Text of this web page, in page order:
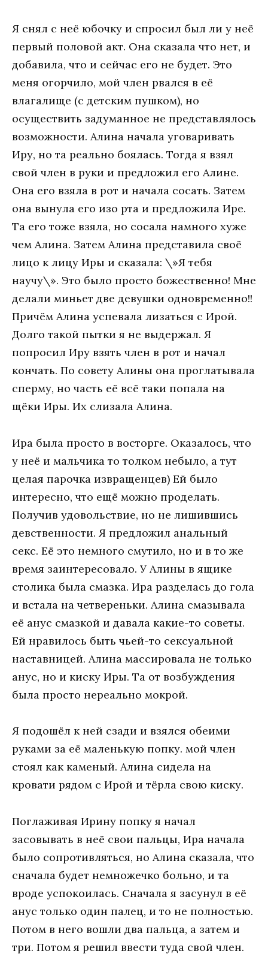
Я снял с неё юбочку и спросил был ли у неё
первый половой акт. Она сказала что нет, и
добавила, что и сейчас его не будет. Это
меня огорчило, мой член рвался в её
влагалище (с детским пушком), но
осуществить задуманное не представлялось
возможности. Алина начала уговаривать
Иру, но та реально боялась. Тогда я взял
свой член в руки и предложил его Алине.
Она его взяла в рот и начала сосать. Затем
она вынула его изо рта и предложила Ире.
Та его тоже взяла, но сосала намного хуже
чем Алина. Затем Алина представила своё
лицо к лицу Иры и сказала: \»Я тебя
научу\». Это было просто божественно! Мне
делали миньет две девушки одновременно!!
Причём Алина успевала лизаться с Ирой.
Долго такой пытки я не выдержал. Я
попросил Иру взять член в рот и начал
кончать. По совету Алины она проглатывала
сперму, но часть её всё таки попала на
щёки Иры. Их слизала Алина.
Ира была просто в восторге. Оказалось, что
у неё и мальчика то толком небыло, а тут
целая парочка извращенцев) Ей было
интересно, что ещё можно проделать.
Получив удовольствие, но не лишившись
девственности. Я предложил анальный
секс. Её это немного смутило, но и в то же
время заинтересовало. У Алины в ящике
столика была смазка. Ира разделась до гола
и встала на четвереньки. Алина смазывала
её анус смазкой и давала какие-то советы.
Ей нравилось быть чьей-то сексуальной
наставницей. Алина массировала не только
анус, но и киску Иры. Та от возбуждения
была просто нереально мокрой.
Я подошёл к ней сзади и взялся обеими
руками за её маленькую попку. мой член
стоял как каменый. Алина сидела на
кровати рядом с Ирой и тёрла свою киску.
Поглаживая Ирину попку я начал
засовывать в неё свои пальцы, Ира начала
было сопротивляться, но Алина сказала, что
сначала будет немножечко больно, и та
вроде успокоилась. Сначала я засунул в её
анус только один палец, и то не полностью.
Потом в него вошли два пальца, а затем и
три. Потом я решил ввести туда свой член.